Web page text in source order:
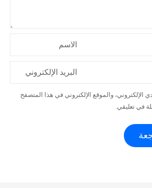
الاسم
البريد الإلكتروني
الإلكتروني، والموقع الإلكتروني في هذا المتصفح
في تعليقي.